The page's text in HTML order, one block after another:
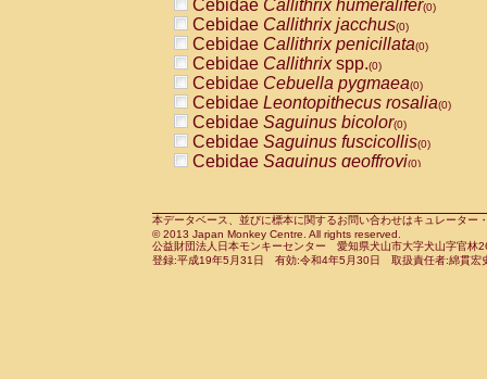
(0)
PitheciidaePithecia monachus
PitheciidaePithecia pithecia(0)
CercopithecidaeCercocebus agilis
CercopithecidaeCercocebus
CercopithecidaeCercocebus
CercopithecidaeCercocebus
CercopithecidaeCercocebus
CercopithecidaeCercocebushybrid
CercopithecidaePapio anubis(0)
CercopithecidaePapio cynocephalus
CercopithecidaePapio hamadryas(0)
Cebidae Callithrix humeralifer(0)
Cebidae Callithrix jacchus(0)
Cebidae Callithrix penicillata(0)
Cebidae Callithrixspp.(0)
Cebidae Cebuella pygmaea(0)
Cebidae Leontopithecus rosalia(0)
Cebidae Saguinus bicolor(0)
Cebidae Saguinus fuscicollis(0)
Cebidae Saguinus geoffroyi(0)
CebidaeSaguinus leucopus(0)
CebidaeSaguinus midas(0)
Cebidae Saguinus mystax(0)
本データベース、並びに標本に関するお問い合わせはキュレータ
© 2013 Japan Monkey Centre. All rights reserved.
公益財団法人日本モンキーセンター 愛知県犬山市大字犬山字官
登録:平成19年5月31日 有効:令和4年5月30日 取扱責任者:綿貫宏